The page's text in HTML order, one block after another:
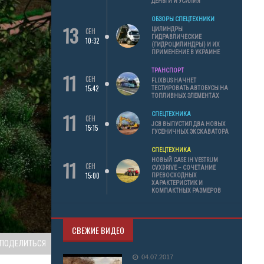
13
СЕН
10:32
ОБЗОРЫ СПЕЦТЕХНИКИ
ЦИЛИНДРЫ
ГИДРАВЛИЧЕСКИЕ
(ГИДРОЦИЛИНДРЫ) И ИХ
ПРИМЕНЕНИЕ В УКРАИНЕ
11
СЕН
15:42
ТРАНСПОРТ
FLIXBUS НАЧНЕТ
ТЕСТИРОВАТЬ АВТОБУСЫ НА
ТОПЛИВНЫХ ЭЛЕМЕНТАХ
11
СЕН
15:15
СПЕЦТЕХНИКА
JCB ВЫПУСТИЛ ДВА НОВЫХ
ГУСЕНИЧНЫХ ЭКСКАВАТОРА
11
СЕН
15:00
СПЕЦТЕХНИКА
НОВЫЙ CASE IH VESTRUM
CVXDRIVE – СОЧЕТАНИЕ
ПРЕВОСХОДНЫХ
ХАРАКТЕРИСТИК И
КОМПАКТНЫХ РАЗМЕРОВ
СВЕЖИЕ ВИДЕО
04.07.2017